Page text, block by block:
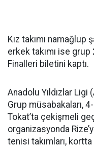
Kız takımı namağlup
erkek takımı ise grup
Finalleri biletini kaptı.
Anadolu Yıldızlar Ligi
Grup müsabakaları,
Tokat’ta çekişmeli
organizasyonda
tenisi takımları,